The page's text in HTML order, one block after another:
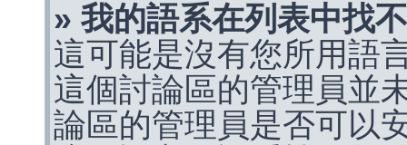
» 我的語系在列表中找
這可能是沒有您所用語
這個討論區的管理員並
論區的管理員是否可以